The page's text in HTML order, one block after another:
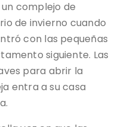
complejo de
de invierno cuando
con las pequeñas
siguiente. Las
para abrir la
entra a su casa